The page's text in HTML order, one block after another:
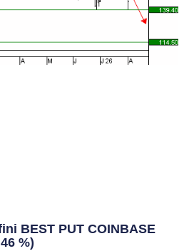
BEST PUT COINBASE
%)